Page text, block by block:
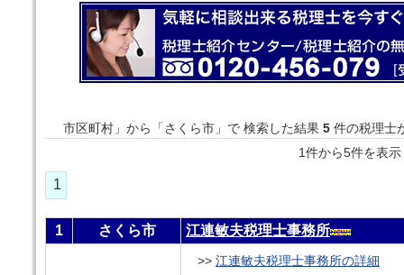
市区町村」から「さくら市」で 検索した結果 5 件の税理士
1件から5件を
1
1 さくら市 江連敏夫税理士事務所
>> 江連敏夫税理士事務所の詳細